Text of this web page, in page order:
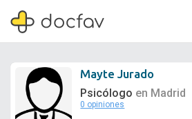
Mayte Jurado
Psicólogo en Madrid
0 opiniones